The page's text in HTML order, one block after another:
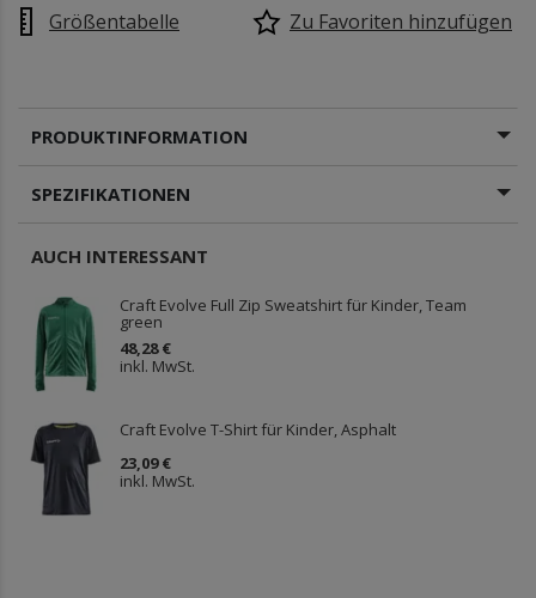
Größentabelle Zu Favoriten hinzufügen
PRODUKTINFORMATION
SPEZIFIKATIONEN
AUCH INTERESSANT
Craft Evolve Full Zip Sweatshirt für Kinder, Team
green
48,28 €
inkl. MwSt.
Craft Evolve T-Shirt für Kinder, Asphalt
23,09 €
inkl. MwSt.